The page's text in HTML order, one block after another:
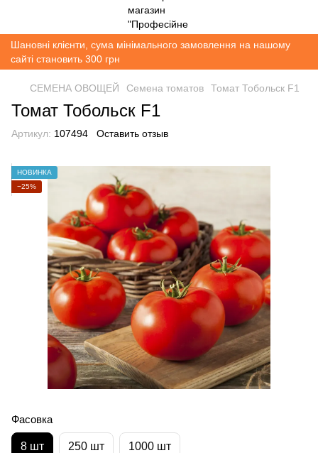
Шановні клієнти, сума мінімального замовлення на нашому
сайті становить 300 грн
СЕМЕНА ОВОЩЕЙ Семена томатов Томат Тобольск F1
Томат Тобольск F1
Артикул: 107494 Оставить отзыв
НОВИНКА
−25%
Фасовка
8 шт 250 шт 1000 шт